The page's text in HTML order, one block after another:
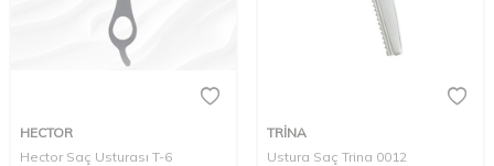
HECTOR
Hector Saç Usturası T-6
TRİNA
Ustura Saç Trina 0012